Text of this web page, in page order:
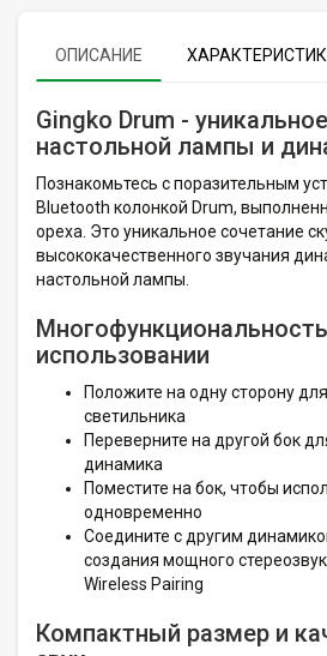
ОПИСАНИЕ
Gingko Drum -
настольной лампы и
Познакомьтесь с поразительным
Bluetooth колонкой Drum,
ореха. Это уникальное сочетание
высококачественного звучания
настольной лампы.
использовании
Положите на одну сторону
светильника
Переверните на другой бок
динамика
Поместите на бок, чтобы
одновременно
Соедините с другим
создания мощного
Wireless Pairing
Компактный размер и